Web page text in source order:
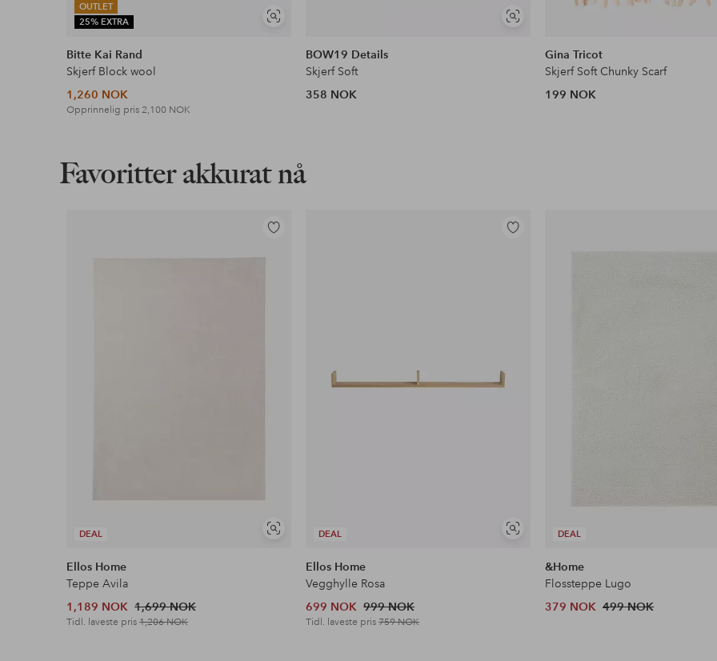
OUTLET
25% EXTRA
Vis
Bitte Kai Rand
Skjerf Block wool
1,260 NOK
Opprinnelig pris2,100 NOK
Vis
BOW19 Details
Skjerf Soft
358 NOK
Gina Tricot
Skjerf Soft Chunky Scarf
199 NOK
Favoritter akkurat nå
DEAL
Vis
Legg
Ellos Home
Teppe Avila
1,189 NOK 1,699 NOK
Tidl. laveste pris1,206 NOK
DEAL
Vis
Legg
Ellos Home
Vegghylle Rosa
699 NOK 999 NOK
Tidl. laveste pris759 NOK
DEAL
&Home
Flossteppe Lugo
379 NOK 499 NOK